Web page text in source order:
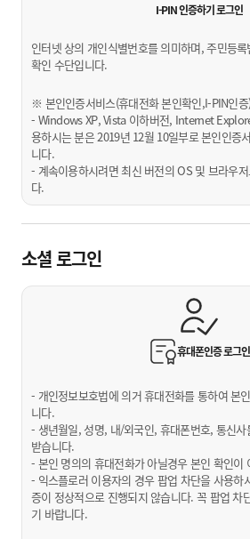
I-PIN 인증하기로그인
인터넷 상의 개인식별번호를 의미하며, 주민등
확인 수단입니다.
※ 본인인증서비스(휴대전화 본인확인,I-PIN인
- Windows XP, Vista 이하버전, Internet
용하시는 분은 2019년 12월 10일부로 본인인증
니다.
- 계속이용하시려면 최신 버전의 OS 및 브라우
다.
소셜 로그인
휴대폰인증로그인
- 개인정보보호법에 의거 휴대전화를 통하여 본
니다.
- 생년월일, 성명, 내/외국인, 휴대폰번호, 통신
받습니다.
- 본인 명의의 휴대전화가 아닐경우 본인 확인이
- 익스플로러 이용자의 경우 팝업 차단을 사용하
증이 정상적으로 진행되지 않습니다. 꼭 팝업 차
기 바랍니다.